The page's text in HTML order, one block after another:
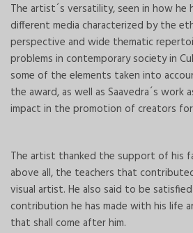
The artist´s versatility, seen in how he
different media characterized by the
perspective and wide thematic
problems in contemporary society in
some of the elements taken into
the award, as well as Saavedra´s work
impact in the promotion of creators
The artist thanked the support of his
above all, the teachers that
visual artist. He also said to be
contribution he has made with his life
that shall come after him.